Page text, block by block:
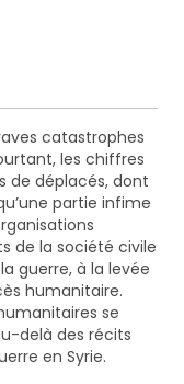
catastrophes
les chiffres
de déplacés, dont
partie infime
de la société civile
guerre, à la levée
humanitaire.
se
delà des récits
en Syrie.